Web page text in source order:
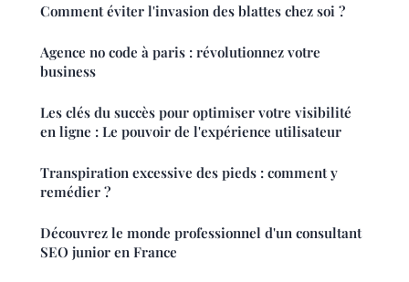
Comment éviter l'invasion des blattes chez soi ?
Agence no code à paris : révolutionnez votre
business
Les clés du succès pour optimiser votre visibilité
en ligne : Le pouvoir de l'expérience utilisateur
Transpiration excessive des pieds : comment y
remédier ?
Découvrez le monde professionnel d'un consultant
SEO junior en France